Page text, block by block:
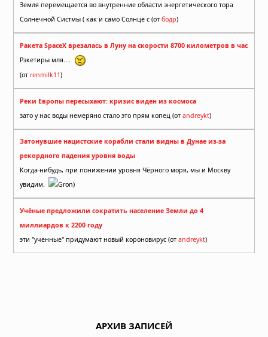
Земля перемещается во внутренние области энергетического тора
Солнечной Систмы ( как и само Солнце с (от бодр)
Ракета SpaceX врезалась в Луну на скорости 8700 километров в час
Рэкетиры мля....
(от renmilk11)
Реки Европы пересыхают: кризис виден из космоса
зато у нас воды немеряно стало это прям копец (от andreykt)
Затонувшие нацистские корабли стали видны в Дунае из-за
рекордного падения уровня воды
Когда-нибудь, при понижении уровня Чёрного моря, мы и Москву
увидим.
Gron)
Учёные предложили сократить население Земли до 4
миллиардов к 2200 году
эти "ученные" придумают новый короновирус (от andreykt)
АРХИВ ЗАПИСЕЙ